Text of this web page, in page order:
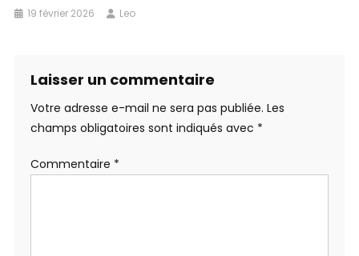
19 février 2026 Leo
Laisser un commentaire
Votre adresse e-mail ne sera pas publiée. Les
champs obligatoires sont indiqués avec *
Commentaire *